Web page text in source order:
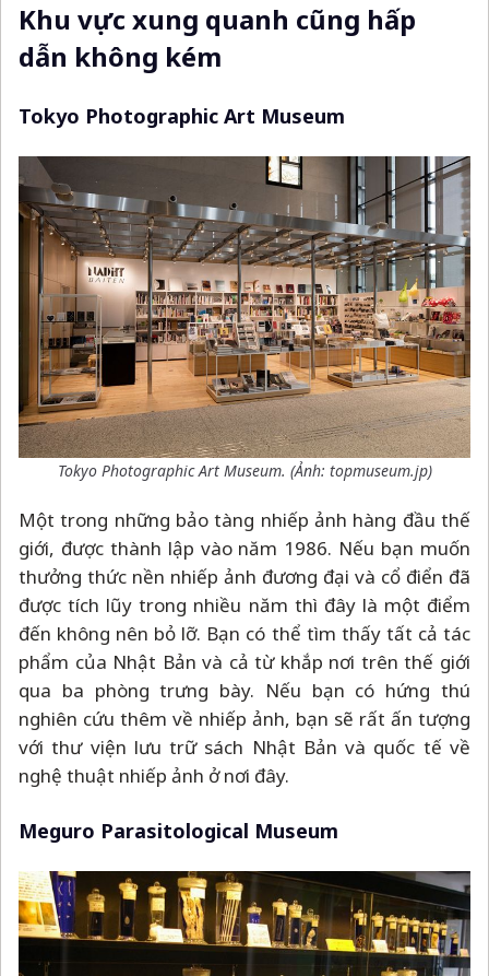
Khu vực xung quanh cũng hấp
dẫn không kém
Tokyo Photographic Art Museum
Tokyo Photographic Art Museum. (Ảnh: topmuseum.jp)
Một trong những bảo tàng nhiếp ảnh hàng đầu thế
giới, được thành lập vào năm 1986. Nếu bạn muốn
thưởng thức nền nhiếp ảnh đương đại và cổ điển đã
được tích lũy trong nhiều năm thì đây là một điểm
đến không nên bỏ lỡ. Bạn có thể tìm thấy tất cả tác
phẩm của Nhật Bản và cả từ khắp nơi trên thế giới
qua ba phòng trưng bày. Nếu bạn có hứng thú
nghiên cứu thêm về nhiếp ảnh, bạn sẽ rất ấn tượng
với thư viện lưu trữ sách Nhật Bản và quốc tế về
nghệ thuật nhiếp ảnh ở nơi đây.
Meguro Parasitological Museum